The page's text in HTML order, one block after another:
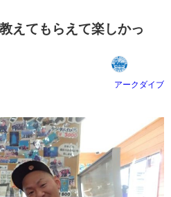
えてもらえて楽しかっ
アークダイブ